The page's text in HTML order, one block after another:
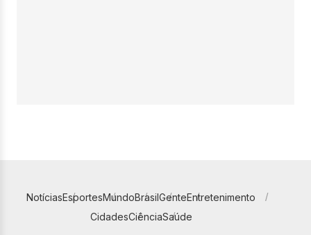
NotíciasEsportesMundoBrasilGenteEntretenimento
CidadesCiênciaSaúde